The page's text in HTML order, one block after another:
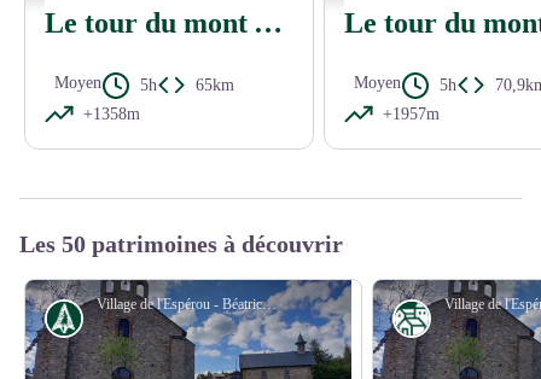
Le tour du mont Aigoual en 4 jours - jour 1
Moyen 5h
65km
+1358m
Moyen 5h
+1957m
Les 50 patrimoines à découvrir
Village de l'Espérou - Béatrice Galzin
Histoire Patrimoine